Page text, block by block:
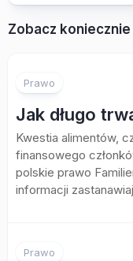
Zobacz koniecznie
Prawo
Jak długo
Kwestia alimentów,
finansowego
polskie prawo
informacji
Prawo